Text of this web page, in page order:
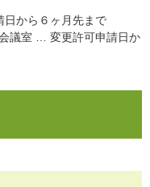
から６ヶ月先まで
議室 … 変更許可申請日か